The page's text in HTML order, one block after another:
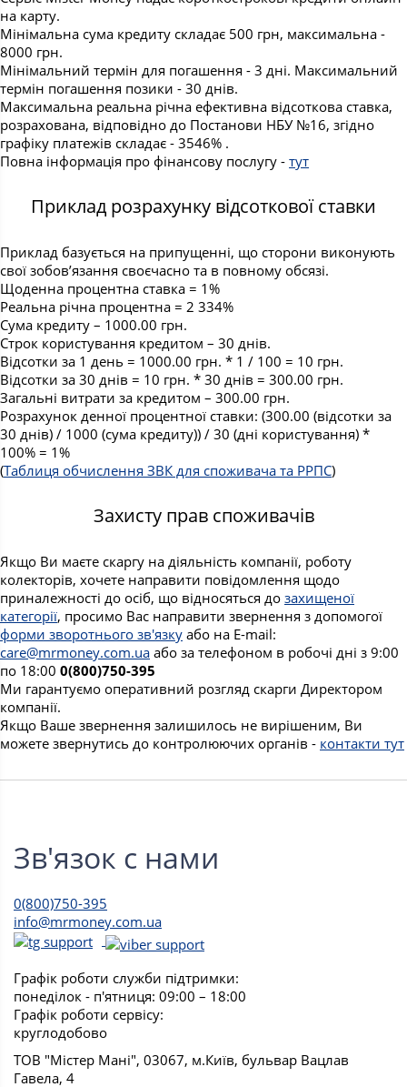
на карту.
Мінімальна сума кредиту складає 500 грн, максимальна -
8000 грн.
Мінімальний термін для погашення - 3 дні. Максимальний
термін погашення позики - 30 днів.
Максимальна реальна річна ефективна відсоткова ставка,
розрахована, відповідно до Постанови НБУ №16, згідно
графіку платежів складає - 3546% .
Повна інформація про фінансову послугу - тут
Приклад розрахунку відсоткової ставки
Приклад базується на припущенні, що сторони виконують
свої зобов’язання своєчасно та в повному обсязі.
Щоденна процентна ставка = 1%
Реальна річна процентна = 2 334%
Сума кредиту – 1000.00 грн.
Строк користування кредитом – 30 днів.
Відсотки за 1 день = 1000.00 грн. * 1 / 100 = 10 грн.
Відсотки за 30 днів = 10 грн. * 30 днів = 300.00 грн.
Загальні витрати за кредитом – 300.00 грн.
Розрахунок денної процентної ставки: (300.00 (відсотки за
30 днів) / 1000 (сума кредиту)) / 30 (дні користування) *
100% = 1%
(Таблиця обчислення ЗВК для споживача та РРПС)
Захисту прав споживачів
Якщо Ви маєте скаргу на діяльність компанії, роботу
колекторів, хочете направити повідомлення щодо
приналежності до осіб, що відносяться до захищеної
категорії, просимо Вас направити звернення з допомогої
форми зворотнього зв'язку або на E-mail:
care@mrmoney.com.ua або за телефоном в робочі дні з 9:00
по 18:00 0(800)750-395
Ми гарантуємо оперативний розгляд скарги Директором
компанії.
Якщо Ваше звернення залишилось не вирішеним, Ви
можете звернутись до контролюючих органів - контакти тут
Зв'язок с нами
0(800)750-395
info@mrmoney.com.ua
Графік роботи служби підтримки:
понеділок - п'ятниця: 09:00 – 18:00
Графік роботи сервісу:
круглодобово
ТОВ "Містер Мані", 03067, м.Київ, бульвар Вацлав
Гавела, 4